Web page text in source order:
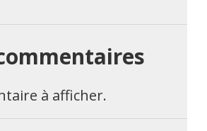
à afficher.